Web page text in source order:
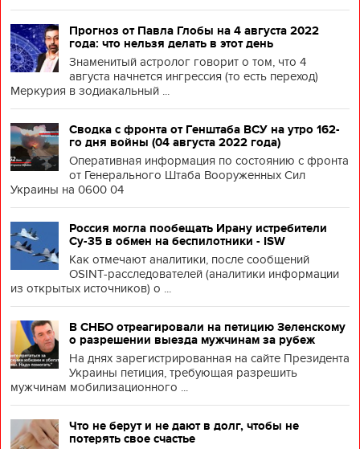
Прогноз от Павла Глобы на 4 августа 2022
года: что нельзя делать в этот день
Знаменитый астролог говорит о том, что 4
августа начнется ингрессия (то есть переход)
Меркурия в зодиакальный ...
Сводка с фронта от Генштаба ВСУ на утро 162-
го дня войны (04 августа 2022 года)
Оперативная информация по состоянию с фронта
от Генерального Штаба Вооруженных Сил
Украины на 0600 04
Россия могла пообещать Ирану истребители
Су-35 в обмен на беспилотники - ISW
Как отмечают аналитики, после сообщений
OSINT-расследователей (аналитики информации
из открытых источников) о ...
В СНБО отреагировали на петицию Зеленскому
о разрешении выезда мужчинам за рубеж
На днях зарегистрированная на сайте Президента
Украины петиция, требующая разрешить
мужчинам мобилизационного ...
Что не берут и не дают в долг, чтобы не
потерять свое счастье